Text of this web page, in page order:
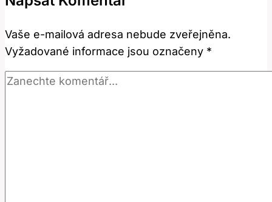
Anglicko-
Překlad
a
Význam
Vaše e-mailová adresa nebude zveřejněna.
Vyžadované informace jsou označeny *